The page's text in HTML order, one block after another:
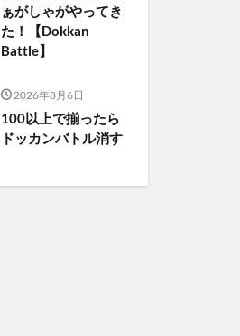
ぁがしゃがやってき
た！【Dokkan
Battle】
2026年8月6日
100以上で揃ったら
ドッカンバトル消す